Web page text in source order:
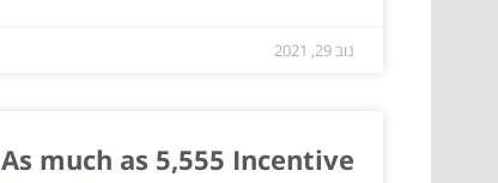
נוב 29, 2021
As much as 5,555 Incentive